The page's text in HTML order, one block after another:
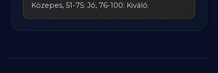
Közepes, 51-75: Jó, 76-100: Kiváló.